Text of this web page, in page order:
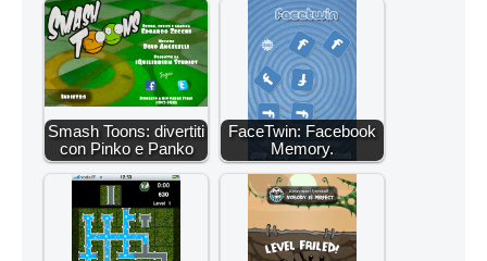
Smash Toons: divertiti
con Pinko e Panko
FaceTwin: Facebook
Memory.